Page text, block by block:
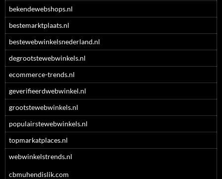
bekendewebshops.nl
bestemarktplaats.nl
bestewebwinkelsnederland.nl
degrootstewebwinkels.nl
ecommerce-trends.nl
geverifieerdwebwinkel.nl
grootstewebwinkels.nl
populairstewebwinkels.nl
topmarkatplaces.nl
webwinkelstrends.nl
cbmuhendislik.com